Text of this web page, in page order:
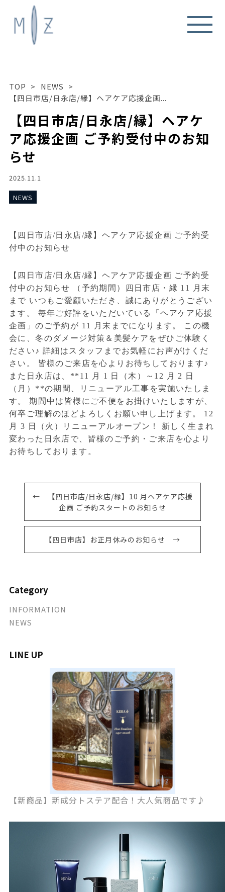
TOP > NEWS >
【四日市店/日永店/縁】ヘアケア応援企画...
【四日市店/日永店/縁】ヘアケ
ア応援企画 ご予約受付中のお知
らせ
2025.11.1
NEWS
【四日市店/日永店/縁】ヘアケア応援企画 ご予約受
付中のお知らせ
【四日市店/日永店/縁】ヘアケア応援企画 ご予約受
付中のお知らせ （予約期間）四日市店・縁 11 月末
まで いつもご愛顧いただき、誠にありがとうござい
ます。 毎年ご好評をいただいている「ヘアケア応援
企画」のご予約が 11 月末までになります。 この機
会に、冬のダメージ対策＆美髪ケアをぜひご体験く
ださい♪ 詳細はスタッフまでお気軽にお声がけくだ
さい。 皆様のご来店を心よりお待ちしております♪
また日永店は、**11 月 1 日（木）～12 月 2 日
（月）**の期間、リニューアル工事を実施いたしま
す。 期間中は皆様にご不便をお掛けいたしますが、
何卒ご理解のほどよろしくお願い申し上げます。 12
月 3 日（火）リニューアルオープン！ 新しく生まれ
変わった日永店で、皆様のご予約・ご来店を心より
お待ちしております。
← 【四日市店/日永店/縁】10 月ヘアケア応援
企画 ご予約スタートのお知らせ
【四日市店】お正月休みのお知らせ →
Category
INFORMATION
NEWS
LINE UP
【新商品】新成分トステア配合！大人気商品です♪